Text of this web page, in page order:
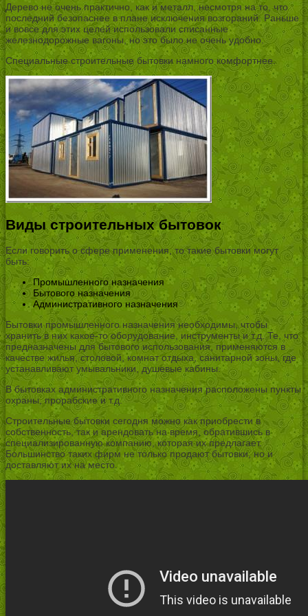
Дерево не очень практично, как и металл, несмотря на то, что
последний безопаснее в плане исключения возгораний. Раньше
и вовсе для этих целей использовали списанные
железнодорожные вагоны, но это было не очень удобно.
Специальные строительные бытовки намного комфортнее.
Виды строительных бытовок
Если говорить о сфере применения, то такие бытовки могут
быть:
Промышленного назначения
Бытового назначения
Административного назначения
Бытовки промышленного назначения необходимы, чтобы
хранить в них какое-то оборудование, инструменты и т.д. Те, что
предназначены для бытового использования, применяются в
качестве жилья, столовой, комнат отдыха, санитарной зоны, где
устанавливают умывальники, душевые кабины.
В бытовках административного назначения расположены пункты
охраны, прорабские и т.д.
Строительные бытовки сегодня можно как приобрести в
собственность, так и арендовать на время, обратившись в
специализированную компанию, которая их предлагает.
Большинство таких фирм не только продают бытовки, но и
доставляют их на место.